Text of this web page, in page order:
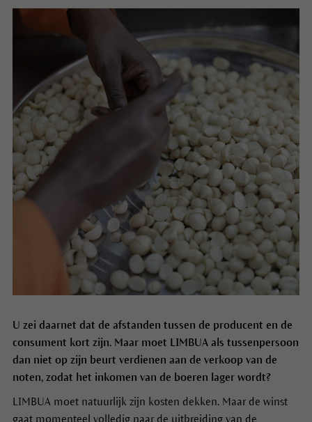
U zei daarnet dat de afstanden tussen de producent en de
consument kort zijn. Maar moet LIMBUA als tussenpersoon
dan niet op zijn beurt verdienen aan de verkoop van de
noten, zodat het inkomen van de boeren lager wordt?
LIMBUA moet natuurlijk zijn kosten dekken. Maar de winst
gaat momenteel volledig naar de uitbreiding van de